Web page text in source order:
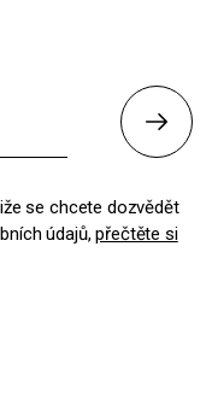
se chcete dozvědět
údajů,přečtěte si